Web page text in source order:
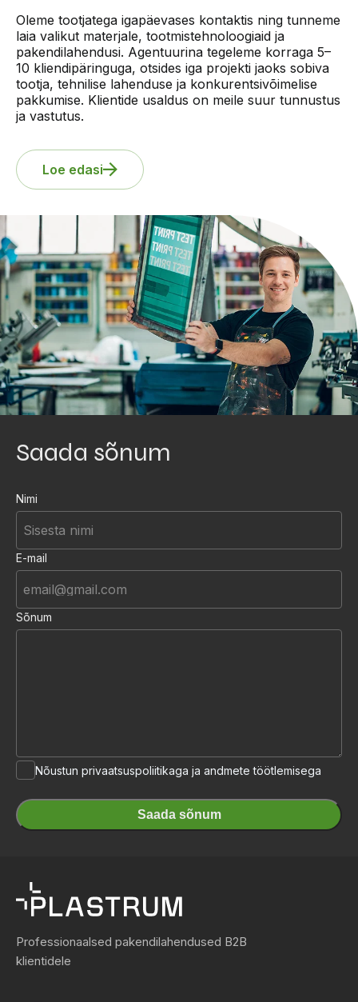
Oleme tootjatega igapäevases kontaktis ning tunneme
laia valikut materjale, tootmistehnoloogiaid ja
pakendilahendusi. Agentuurina tegeleme korraga 5–
10 kliendipäringuga, otsides iga projekti jaoks sobiva
tootja, tehnilise lahenduse ja konkurentsivõimelise
pakkumise. Klientide usaldus on meile suur tunnustus
ja vastutus.
Loe edasi
Saada sõnum
Nimi
E-mail
Sõnum
Tingimused
Nõustun privaatsuspoliitikaga ja andmete töötlemisega
Saada sõnum
Professionaalsed pakendilahendused B2B
klientidele